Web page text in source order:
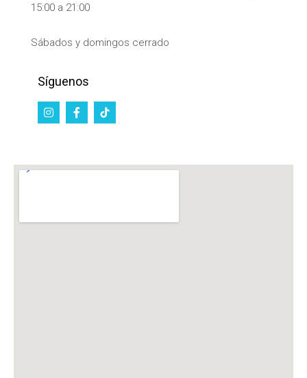
15:00 a 21:00
Sábados y domingos cerrado
Síguenos
I
n
g
r
F
a
o
o